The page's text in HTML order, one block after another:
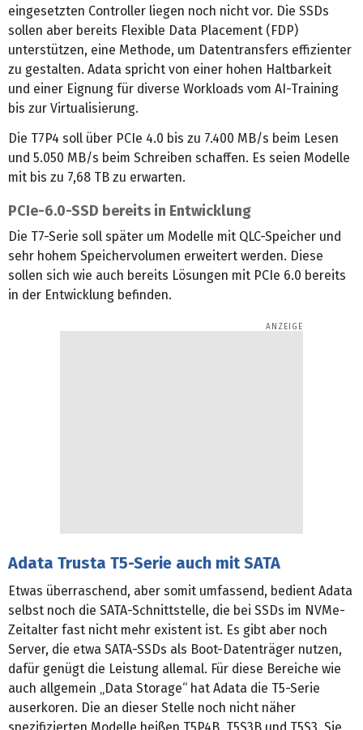
eingesetzten Controller liegen noch nicht vor. Die SSDs
sollen aber bereits Flexible Data Placement (FDP)
unterstützen, eine Methode, um Datentransfers effizienter
zu gestalten. Adata spricht von einer hohen Haltbarkeit
und einer Eignung für diverse Workloads vom AI-Training
bis zur Virtualisierung.
Die T7P4 soll über PCIe 4.0 bis zu 7.400 MB/s beim Lesen
und 5.050 MB/s beim Schreiben schaffen. Es seien Modelle
mit bis zu 7,68 TB zu erwarten.
PCIe-6.0-SSD bereits in Entwicklung
Die T7-Serie soll später um Modelle mit QLC-Speicher und
sehr hohem Speichervolumen erweitert werden. Diese
sollen sich wie auch bereits Lösungen mit PCIe 6.0 bereits
in der Entwicklung befinden.
Adata Trusta T5-Serie auch mit SATA
Etwas überraschend, aber somit umfassend, bedient Adata
selbst noch die SATA-Schnittstelle, die bei SSDs im NVMe-
Zeitalter fast nicht mehr existent ist. Es gibt aber noch
Server, die etwa SATA-SSDs als Boot-Datenträger nutzen,
dafür genügt die Leistung allemal. Für diese Bereiche wie
auch allgemein „Data Storage“ hat Adata die T5-Serie
auserkoren. Die an dieser Stelle noch nicht näher